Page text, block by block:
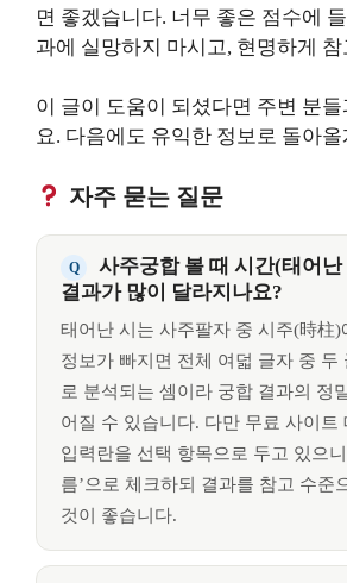
면 좋겠습니다. 너무 좋은 점수에
과에 실망하지 마시고, 현명하게
이 글이 도움이 되셨다면 주변 분
요. 다음에도 유익한 정보로 돌아올
자주 묻는 질문
사주궁합 볼 때 시간(태어난
결과가 많이 달라지나요?
태어난 시는 사주팔자 중 시주(時柱)
정보가 빠지면 전체 여덟 글자 중 두
로 분석되는 셈이라 궁합 결과의 정
어질 수 있습니다. 다만 무료 사이트
입력란을 선택 항목으로 두고 있으
름’으로 체크하되 결과를 참고 수준
것이 좋습니다.